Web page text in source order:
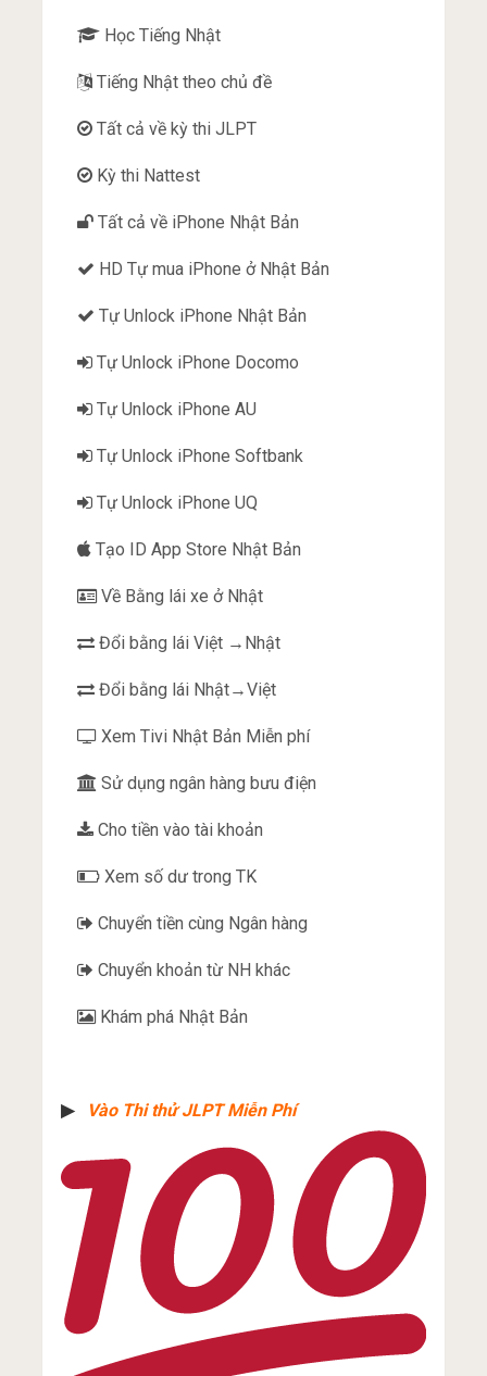
Học Tiếng Nhật
Tiếng Nhật theo chủ đề
Tất cả về kỳ thi JLPT
Kỳ thi Nattest
Tất cả về iPhone Nhật Bản
HD Tự mua iPhone ở Nhật Bản
Tự Unlock iPhone Nhật Bản
Tự Unlock iPhone Docomo
Tự Unlock iPhone AU
Tự Unlock iPhone Softbank
Tự Unlock iPhone UQ
Tạo ID App Store Nhật Bản
Về Bằng lái xe ở Nhật
Đổi bằng lái Việt →Nhật
Đổi bằng lái Nhật→Việt
Xem Tivi Nhật Bản Miễn phí
Sử dụng ngân hàng bưu điện
Cho tiền vào tài khoản
Xem số dư trong TK
Chuyển tiền cùng Ngân hàng
Chuyển khoản từ NH khác
Khám phá Nhật Bản
▶︎ Vào Thi thử JLPT Miễn Phí